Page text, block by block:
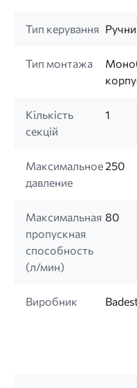
Тип керування
Тип монтажа
Кількість
секцій
1
Максимальное
давление
250
Максимальная
пропускная
способность
(л/мин)
80
Виробник